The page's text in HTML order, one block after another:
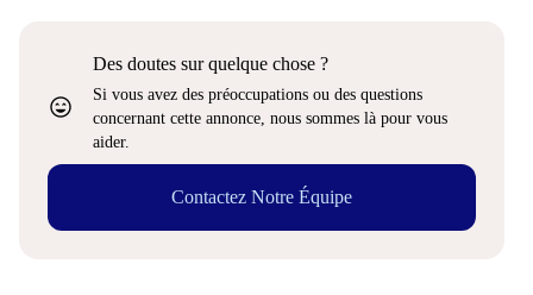
sentiment_very_satisfied
Des doutes sur quelque chose ?
Si vous avez des préoccupations ou des questions
concernant cette annonce, nous sommes là pour vous
aider.
Contactez Notre Équipe